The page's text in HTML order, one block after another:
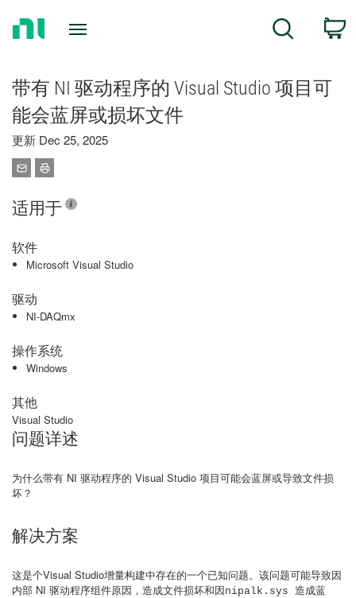
Search
带有 NI 驱动程序的 Visual Studio 项目可
能会蓝屏或损坏文件
更新 Dec 25, 2025
适用于
软件
Microsoft Visual Studio
驱动
NI-DAQmx
操作系统
Windows
其他
Visual Studio
问题详述
为什么带有 NI 驱动程序的 Visual Studio 项目可能会蓝屏或导致文件损
坏？
解决方案
这是个Visual Studio增量构建中存在的一个已知问题。该问题可能导致因
内部 NI 驱动程序组件原因，造成文件损坏和因nipalk.sys 造成蓝